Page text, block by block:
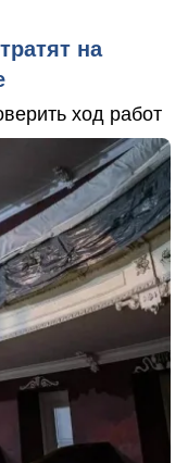
на
ход работ